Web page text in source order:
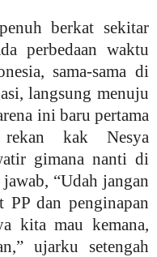
berkat sekitar
perbedaan waktu
sama-sama di
langsung menuju
ini baru pertama
kak Nesya
gimana nanti di
“Udah jangan
dan penginapan
kita mau kemana,
,” ujarku setengah